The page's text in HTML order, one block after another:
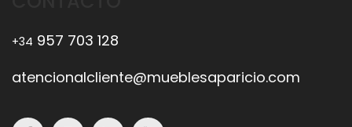
+34 957 703 128
atencionalcliente@mueblesaparicio.com